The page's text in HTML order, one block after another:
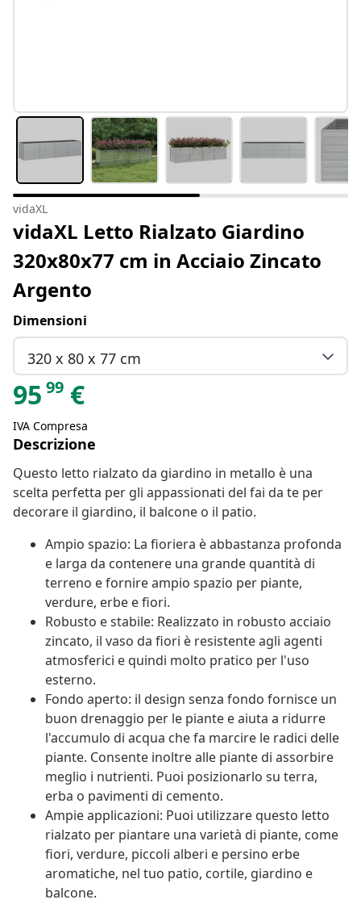
vidaXL
vidaXL Letto Rialzato Giardino
320x80x77 cm in Acciaio Zincato
Argento
Dimensioni
320 x 80 x 77 cm
95 99 €
IVA Compresa
Descrizione
Questo letto rialzato da giardino in metallo è una
scelta perfetta per gli appassionati del fai da te per
decorare il giardino, il balcone o il patio.
Ampio spazio: La fioriera è abbastanza profonda
e larga da contenere una grande quantità di
terreno e fornire ampio spazio per piante,
verdure, erbe e fiori.
Robusto e stabile: Realizzato in robusto acciaio
zincato, il vaso da fiori è resistente agli agenti
atmosferici e quindi molto pratico per l'uso
esterno.
Fondo aperto: il design senza fondo fornisce un
buon drenaggio per le piante e aiuta a ridurre
l'accumulo di acqua che fa marcire le radici delle
piante. Consente inoltre alle piante di assorbire
meglio i nutrienti. Puoi posizionarlo su terra,
erba o pavimenti di cemento.
Ampie applicazioni: Puoi utilizzare questo letto
rialzato per piantare una varietà di piante, come
fiori, verdure, piccoli alberi e persino erbe
aromatiche, nel tuo patio, cortile, giardino e
balcone.